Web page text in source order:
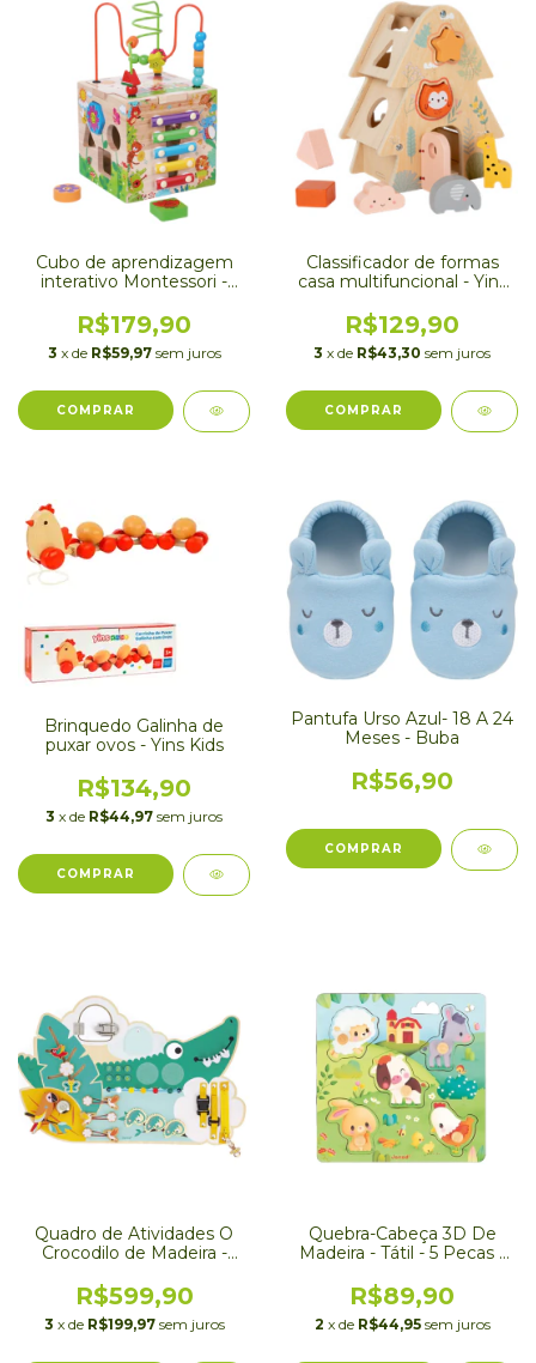
Cubo de aprendizagem
interativo Montessori -
R$179,90
3 x de R$59,97 sem juros
Classificador de formas
casa multifuncional - Yins
R$129,90
3 x de R$43,30 sem juros
Brinquedo Galinha de
puxar ovos - Yins Kids
R$134,90
3 x de R$44,97 sem juros
Pantufa Urso Azul- 18 A 24
Meses - Buba
R$56,90
Quadro de Atividades O
Crocodilo de Madeira -
R$599,90
3 x de R$199,97 sem juros
Quebra-Cabeça 3D De
Madeira - Tátil - 5 Pecas -
R$89,90
2 x de R$44,95 sem juros